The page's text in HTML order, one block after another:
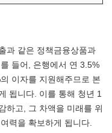
과 같은 정책금융상품과
들어, 은행에서 연 3.5%
이자를 지원해주므로 본
됩니다. 이를 통해 청년 1
하고, 그 차액을 미래를 위
력을 확보하게 됩니다.